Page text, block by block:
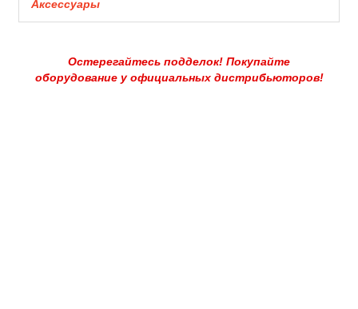
Аксессуары
Остерегайтесь подделок! Покупайте
оборудование у официальных дистрибьюторов!